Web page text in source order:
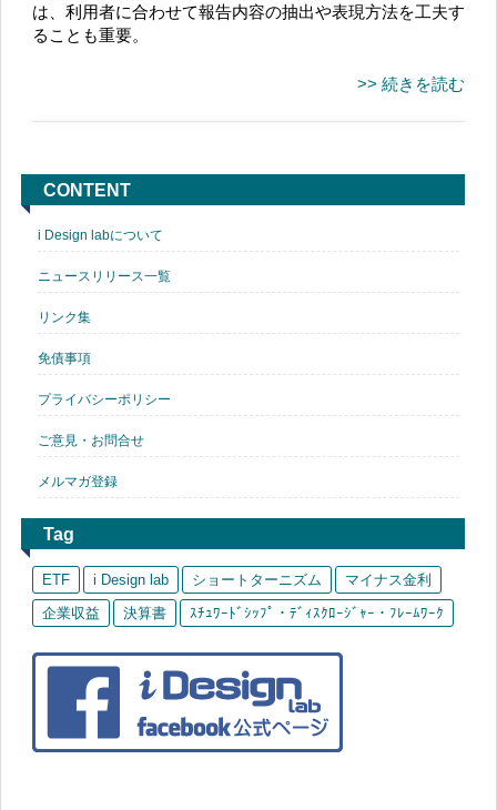
は、利用者に合わせて報告内容の抽出や表現方法を工夫す
ることも重要。
>> 続きを読む
CONTENT
i Design labについて
ニュースリリース一覧
リンク集
免債事項
プライバシーポリシー
ご意見・お問合せ
メルマガ登録
Tag
ETF i Design lab ショートターニズム
マイナス金利
企業収益
決算書 ｽﾁｭﾜｰﾄﾞｼｯﾌﾟ・ﾃﾞｨｽｸﾛｰｼﾞｬｰ・ﾌﾚｰﾑﾜｰｸ